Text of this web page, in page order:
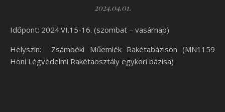
2024.04.01.
Időpont: 2024.VI.15-16. (szombat – vasárnap)
Helyszín: Zsámbéki Műemlék Rakétabázison (MN1159
Honi Légvédelmi Rakétaosztály egykori bázisa)